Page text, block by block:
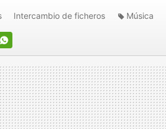
Intercambio de ficheros Música